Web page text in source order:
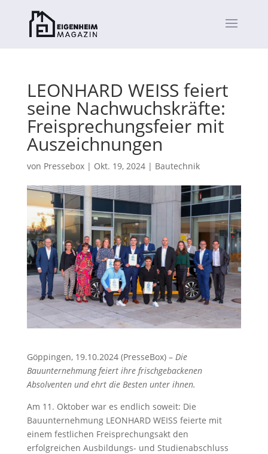
LEONHARD WEISS feiert
seine Nachwuchskräfte:
Freisprechungsfeier mit
Auszeichnungen
von Pressebox| Okt. 19, 2024| Bautechnik
Göppingen, 19.10.2024 (PresseBox) – Die
Bauunternehmung feiert ihre frischgebackenen
Absolventen und ehrt die Besten unter ihnen.
Am 11. Oktober war es endlich soweit: Die
Bauunternehmung LEONHARD WEISS feierte mit
einem festlichen Freisprechungsakt den
erfolgreichen Ausbildungs- und Studienabschluss